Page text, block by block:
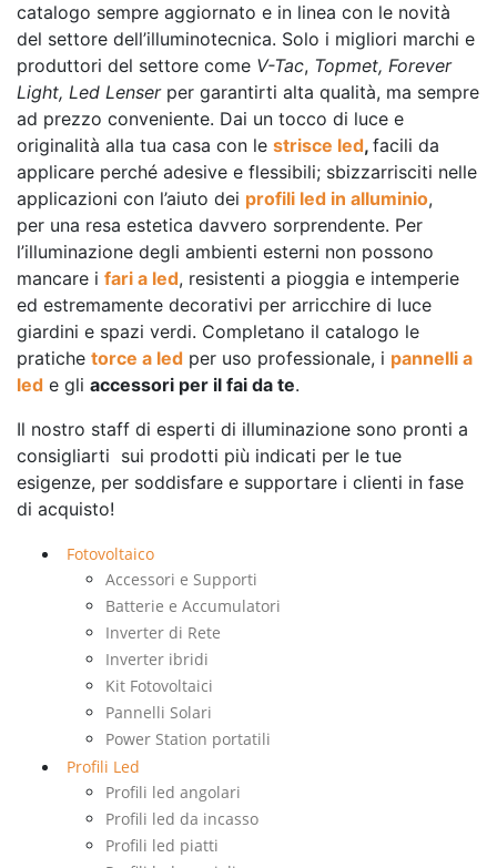
catalogo sempre aggiornato e in linea con le novità
del settore dell’illuminotecnica. Solo i migliori marchi e
produttori del settore come V-Tac, Topmet, Forever
Light, Led Lenserper garantirti alta qualità, ma sempre
ad prezzo conveniente. Dai un tocco di luce e
originalità alla tua casa con le strisce led, facili da
applicare perché adesive e flessibili; sbizzarrisciti nelle
applicazioni con l’aiuto dei profili led in alluminio,
per una resa estetica davvero sorprendente. Per
l’illuminazione degli ambienti esterni non possono
mancare i fari a led, resistenti a pioggia e intemperie
ed estremamente decorativi per arricchire di luce
giardini e spazi verdi. Completano il catalogo le
pratiche torce a led per uso professionale, i pannelli a
led e gli accessori per il fai da te.
Il nostro staff di esperti di illuminazione sono pronti a
consigliarti sui prodotti più indicati per le tue
esigenze, per soddisfare e supportare i clienti in fase
di acquisto!
Fotovoltaico
Accessori e Supporti
Batterie e Accumulatori
Inverter di Rete
Inverter ibridi
Kit Fotovoltaici
Pannelli Solari
Power Station portatili
Profili Led
Profili led angolari
Profili led da incasso
Profili led piatti